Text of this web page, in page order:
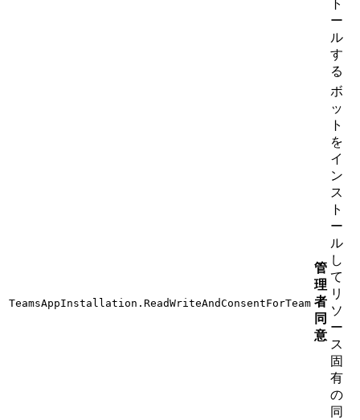
ト
ー
ル
す
る
TeamsAppInstallation.ReadWriteAndConsentForTeam
管
理
者
同
意
ボ
ッ
ト
を
イ
ン
ス
ト
ー
ル
し
て
リ
ソ
ー
ス
固
有
の
同